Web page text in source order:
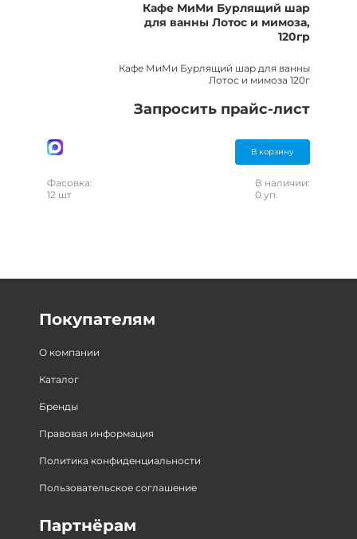
Кафе МиМи Бурлящий шар
для ванны Лотос и мимоза,
120гр
Кафе МиМи Бурлящий шар для ванны
Лотос и мимоза 120г
Запросить прайс-лист
В корзину
Фасовка:
12 шт
В наличии:
0 уп.
Покупателям
О компании
Каталог
Бренды
Правовая информация
Политика конфиденциальности
Пользовательское соглашение
Партнёрам